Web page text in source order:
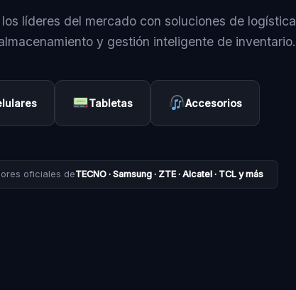
líderes del mercado con soluciones de logística
y gestión inteligente de inventario.
Tabletas Accesorios
oficiales deTECNO · Samsung · ZTE · Alcatel · TCL y más